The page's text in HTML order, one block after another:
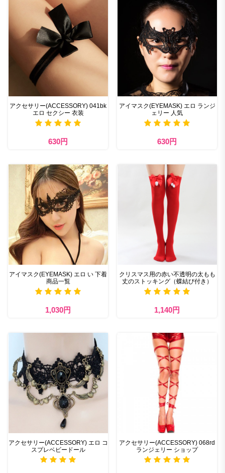
アクセサリー(ACCESSORY) 041bk
エロ セクシー 衣装
630円
アイマスク(EYEMASK) エロ ランジ
ェリー 人気
630円
アイマスク(EYEMASK) エロ い 下着
商品一覧
1,030円
クリスマス用の赤い不透明の太もも
丈のストッキング（蝶結び付き）
1,140円
アクセサリー(ACCESSORY) エロ コ
スプレベビードール
アクセサリー(ACCESSORY) 068rd
ランジェリー ショップ